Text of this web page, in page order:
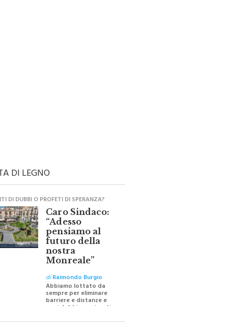
DI LEGNO
DI DUBBI O PROFETI DI SPERANZA?
Caro Sindaco:
“Adesso
pensiamo al
futuro della
nostra
Monreale”
diRaimondo Burgio
Abbiamo lottato da
sempre per eliminare
barriere e distanze e
per ricostruire certezze